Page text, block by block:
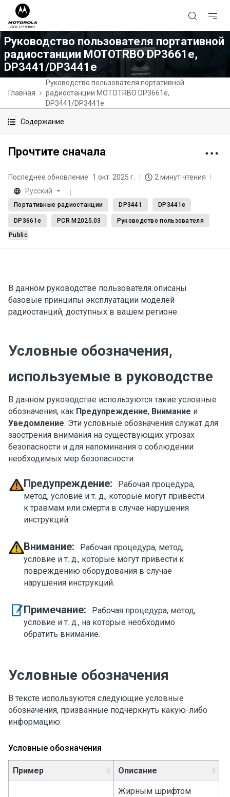
Руководство пользователя портативной
радиостанции MOTOTRBO DP3661e,
DP3441/DP3441e
Главная
Руководство пользователя портативной
радиостанции MOTOTRBO DP3661e,
DP3441/DP3441e
Содержание
Прочтите сначала
Последнее обновление 1 окт. 2025 г.
2 минут чтения
Русский
Портативные радиостанции DP3441 DP3441e
DP3661e PCR M2025.03
Руководство пользователя
Public
В данном руководстве пользователя описаны
базовые принципы эксплуатации моделей
радиостанций, доступных в вашем регионе.
Условные обозначения,
используемые в руководстве
В данном руководстве используются такие условные
обозначения, как Предупреждение, Внимание и
Уведомление. Эти условные обозначения служат для
заострения внимания на существующих угрозах
безопасности и для напоминания о соблюдении
необходимых мер безопасности.
Предупреждение:
Рабочая процедура,
метод, условие и т. д., которые могут привести
к травмам или смерти в случае нарушения
инструкций.
Внимание:
Рабочая процедура, метод,
условие и т. д., которые могут привести к
повреждению оборудования в случае
нарушения инструкций.
Примечание:
Рабочая процедура, метод,
условие и т. д., на которые необходимо
обратить внимание.
Условные обозначения
В тексте используются следующие условные
обозначения, призванные подчеркнуть какую-либо
информацию:
Условные обозначения
Пример Описание
Жирным шрифтом